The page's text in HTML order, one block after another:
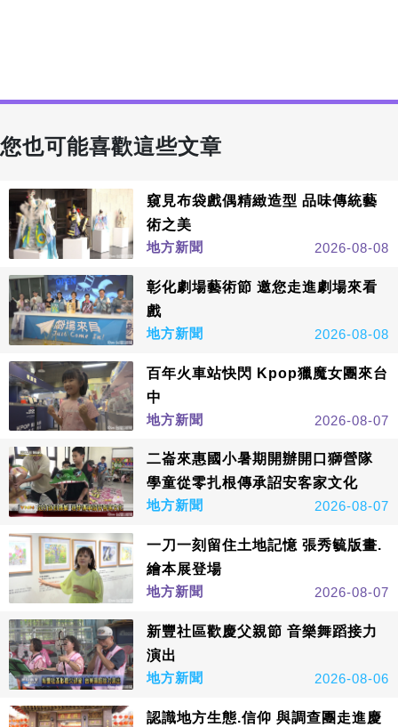
您也可能喜歡這些文章
窺見布袋戲偶精緻造型 品味傳統藝
術之美
地方新聞
2026-08-08
彰化劇場藝術節 邀您走進劇場來看
戲
地方新聞
2026-08-08
百年火車站快閃 Kpop獵魔女團來台
中
地方新聞
2026-08-07
二崙來惠國小暑期開辦開口獅營隊
學童從零扎根傳承詔安客家文化
地方新聞
2026-08-07
一刀一刻留住土地記憶 張秀毓版畫.
繪本展登場
地方新聞
2026-08-07
新豐社區歡慶父親節 音樂舞蹈接力
演出
地方新聞
2026-08-06
認識地方生態.信仰 與調查團走進慶